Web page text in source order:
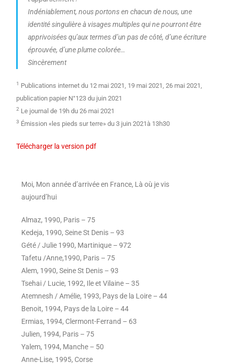
Indéniablement, nous portons en chacun de nous, une
identité singulière à visages multiples qui ne pourront être
apprivoisées qu’aux termes d’un pas de côté, d’une écriture
éprouvée, d’une plume colorée…
Sincèrement
1 Publications internet du 12 mai 2021, 19 mai 2021, 26 mai 2021,
publication papier N°123 du juin 2021
2 Le journal de 19h du 26 mai 2021
3 Émission «les pieds sur terre» du 3 juin 2021à 13h30
Télécharger la version pdf
Moi, Mon année d’arrivée en France, Là où je vis
aujourd’hui
Almaz, 1990, Paris – 75
Kedeja, 1990, Seine St Denis – 93
Gété / Julie 1990, Martinique – 972
Tafetu /Anne,1990, Paris – 75
Alem, 1990, Seine St Denis – 93
Tsehai / Lucie, 1992, Ile et Vilaine – 35
Atemnesh / Amélie, 1993, Pays de la Loire – 44
Benoit, 1994, Pays de la Loire – 44
Ermias, 1994, Clermont-Ferrand – 63
Julien, 1994, Paris – 75
Yalem, 1994, Manche – 50
Anne-Lise, 1995, Corse